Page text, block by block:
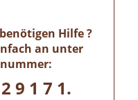
Hilfe ?
an unter
9 1 7 1.